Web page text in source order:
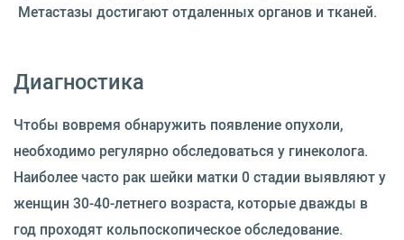
Метастазы достигают отдаленных органов и тканей.
Диагностика
Чтобы вовремя обнаружить появление опухоли,
необходимо регулярно обследоваться у гинеколога.
Наиболее часто рак шейки матки 0 стадии выявляют у
женщин 30-40-летнего возраста, которые дважды в
год проходят кольпоскопическое обследование.